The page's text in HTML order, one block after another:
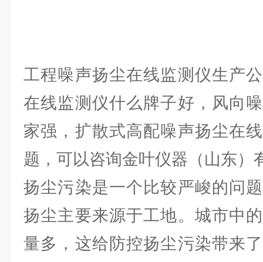
工程噪声扬尘在线监测仪生产
在线监测仪什么牌子好，风向
家强，扩散式高配噪声扬尘在
题，可以咨询金叶仪器（山东）
扬尘污染是一个比较严峻的问
扬尘主要来源于工地。城市中
量多，这给防控扬尘污染带来